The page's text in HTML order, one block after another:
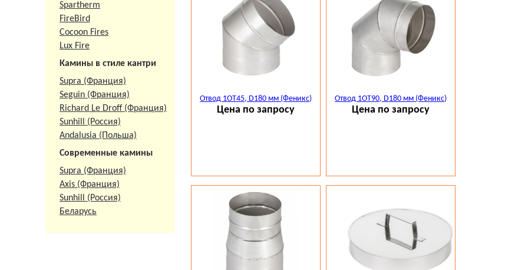
Spartherm
FireBird
Cocoon Fires
Lux Fire
Камины в стиле кантри
Supra (Франция)
Seguin (Франция)
Richard Le Droff (Франция)
Sunhill (Россия)
Andalusia (Польша)
Современные камины
Supra (Франция)
Axis (Франция)
Sunhill (Россия)
Беларусь
Отвод 1ОТ45, D180 мм (Феникс)
Цена по запросу
Отвод 1ОТ90, D180 мм (Феникс)
Цена по запросу